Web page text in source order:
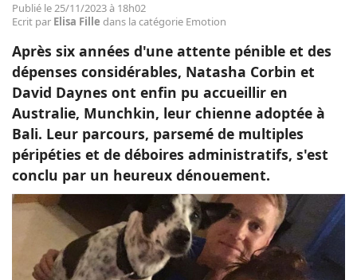
Publié le 25/11/2023 à 18h02
Ecrit par Elisa Fille dans la catégorie Emotion
Après six années d'une attente pénible et des
dépenses considérables, Natasha Corbin et
David Daynes ont enfin pu accueillir en
Australie, Munchkin, leur chienne adoptée à
Bali. Leur parcours, parsemé de multiples
péripéties et de déboires administratifs, s'est
conclu par un heureux dénouement.